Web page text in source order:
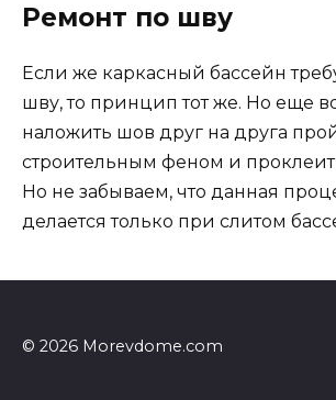
Ремонт по шву
Если же каркасный бассейн
шву, то принцип тот же. Но еще
наложить шов друг на друга
строительным феном и
Но не забываем, что данная
делается только при слитом
© 2026 Morevdome.com